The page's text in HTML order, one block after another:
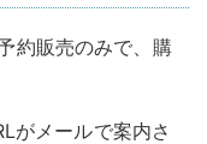
約販売のみで、購
がメールで案内さ